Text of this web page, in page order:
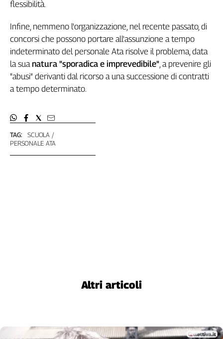
La
redazione
Newsletter
Social
TAG:
SCUOLA
PERSONALE ATA
flessibilità.
Infine, nemmeno l'organizzazione, nel recente passato, di
concorsi che possono portare all'assunzione a tempo
indeterminato del personale Ata risolve il problema, data
la sua natura "sporadica e imprevedibile", a prevenire gli
"abusi" derivanti dal ricorso a una successione di contratti
a tempo determinato.
Altri articoli